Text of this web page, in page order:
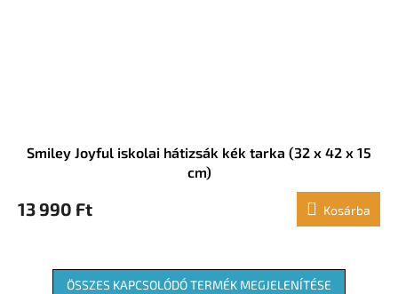
Smiley Joyful iskolai hátizsák kék tarka (32 x 42 x 15
cm)
13 990 Ft Kosárba
ÖSSZES KAPCSOLÓDÓ TERMÉK MEGJELENÍTÉSE